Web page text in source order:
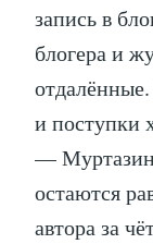
запись в
блогера и
и поступки
—
остаются
автора за